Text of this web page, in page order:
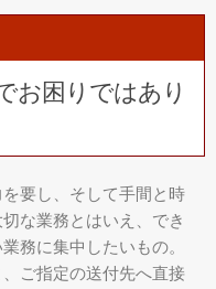
お困りではあり
要し、そして手間と時
な業務とはいえ、でき
務に集中したいもの。
ご指定の送付先へ直接